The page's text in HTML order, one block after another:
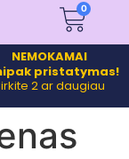
0
NEMOKAMAI
pristatymas!
2 ar daugiau